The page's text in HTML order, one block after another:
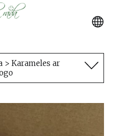
> Karameles ar